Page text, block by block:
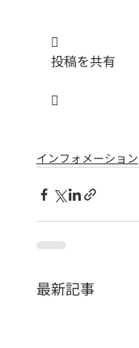

投稿を共有

インフォメーション
最新記事